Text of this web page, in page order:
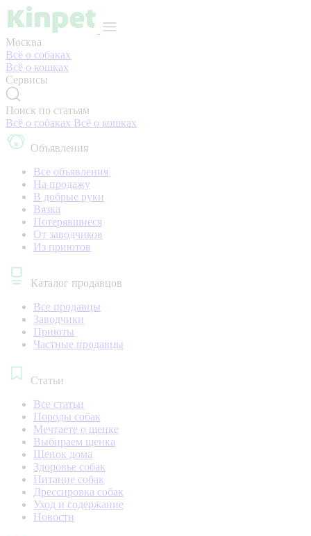
Москва
Всё о собаках
Всё о кошках
Сервисы
Поиск по статьям
Всё о собаках Всё о кошках
Объявления
Все объявления
На продажу
В добрые руки
Вязка
Потерявшиеся
От заводчиков
Из приютов
Каталог продавцов
Все продавцы
Заводчики
Приюты
Частные продавцы
Статьи
Все статьи
Породы собак
Мечтаете о щенке
Выбираем щенка
Щенок дома
Здоровье собак
Питание собак
Дрессировка собак
Уход и содержание
Новости